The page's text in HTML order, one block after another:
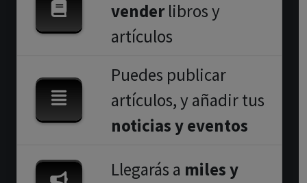
venderlibros y
artículos
Puedes publicar
artículos, y añadir tus
noticias y eventos
Llegarás a miles y